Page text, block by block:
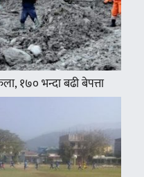
१७० भन्दा बढी बेपत्ता